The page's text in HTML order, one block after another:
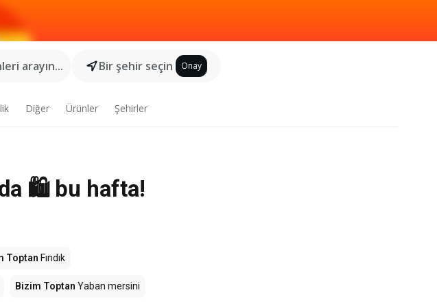
arayın...
Bir şehir seçin Onay
Diğer Ürünler Şehirler
🛍️ bu hafta!
Toptan Fındık
Bizim Toptan Yaban mersini